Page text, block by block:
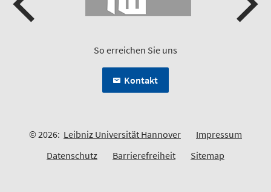
So erreichen Sie uns
Kontakt
© 2026: Leibniz Universität Hannover
Impressum
Datenschutz
Barrierefreiheit Sitemap